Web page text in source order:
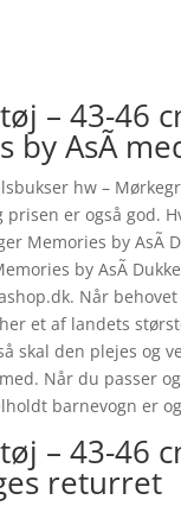
– 43-46
AsÃ­
hw –
er også god.
Memories by AsÃ­
by AsÃ­
Når
et af landets
skal den plejes og
Når du passer
barnevogn er
– 43-46
returret